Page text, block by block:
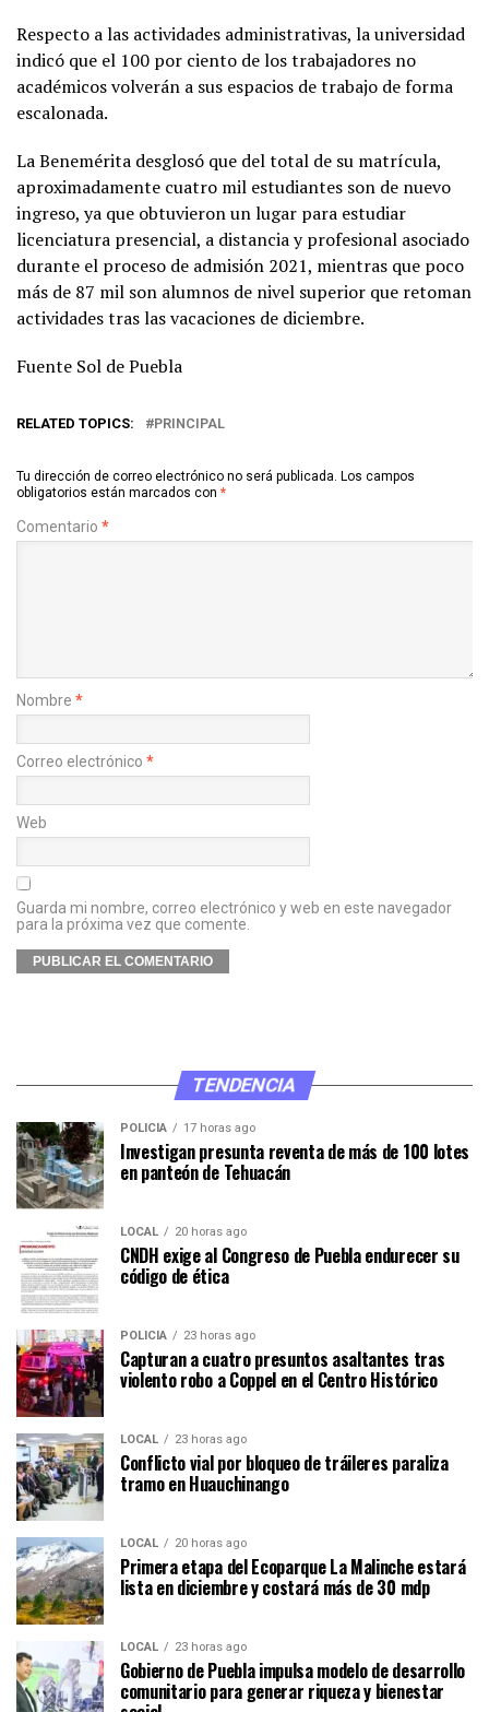
Respecto a las actividades administrativas, la universidad
indicó que el 100 por ciento de los trabajadores no
académicos volverán a sus espacios de trabajo de forma
escalonada.
La Benemérita desglosó que del total de su matrícula,
aproximadamente cuatro mil estudiantes son de nuevo
ingreso, ya que obtuvieron un lugar para estudiar
licenciatura presencial, a distancia y profesional asociado
durante el proceso de admisión 2021, mientras que poco
más de 87 mil son alumnos de nivel superior que retoman
actividades tras las vacaciones de diciembre.
Fuente Sol de Puebla
RELATED TOPICS: PRINCIPAL
Tu dirección de correo electrónico no será publicada. Los campos
obligatorios están marcados con *
Comentario *
Nombre *
Correo electrónico *
Web
Guarda mi nombre, correo electrónico y web en este navegador
para la próxima vez que comente.
TENDENCIA
POLICÍA 17 horas ago
Investigan presunta reventa de más de 100 lotes
en panteón de Tehuacán
LOCAL 20 horas ago
CNDH exige al Congreso de Puebla endurecer su
código de ética
POLICÍA 23 horas ago
Capturan a cuatro presuntos asaltantes tras
violento robo a Coppel en el Centro Histórico
LOCAL 23 horas ago
Conflicto vial por bloqueo de tráileres paraliza
tramo en Huauchinango
LOCAL 20 horas ago
Primera etapa del Ecoparque La Malinche estará
lista en diciembre y costará más de 30 mdp
LOCAL 23 horas ago
Gobierno de Puebla impulsa modelo de desarrollo
comunitario para generar riqueza y bienestar